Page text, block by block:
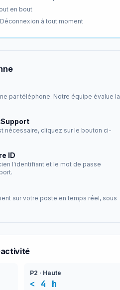
en bout
à tout moment
par téléphone. Notre équipe évalue la
nécessaire, cliquez sur le bouton ci-
ID
l'identifiant et le mot de passe
sur votre poste en temps réel, sous
P2 · Haute
< 4 h